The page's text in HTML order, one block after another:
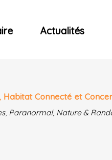
Actualités
Connecté et
Paranormal, Nature &